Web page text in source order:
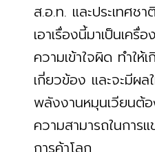
ส.อ.ท. และประเทศช
เอาเรื่องนี้มาเป็นเครื่
ความเข้าใจผิด ทำให้
เกี่ยวข้อง และจะมีผล
พลังงานหมุนเวียนต้อ
ความสามารถในการ
การค้าโลก